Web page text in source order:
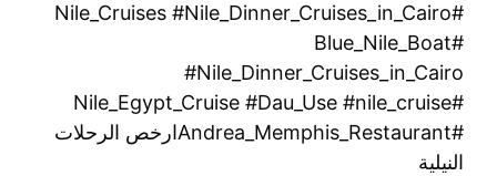
#Nile_Cruises #Nile_Dinner_Cruises_in_Cairo
#Blue_Nile_Boat
#Nile_Dinner_Cruises_in_Cairo
#Nile_Egypt_Cruise #Dau_Use #nile_cruise
#Andrea_Memphis_Restaurantارخص الرحلات
النيلية